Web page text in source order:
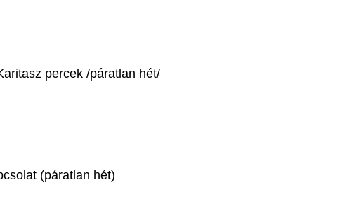
percek /páratlan hét/
(páratlan hét)